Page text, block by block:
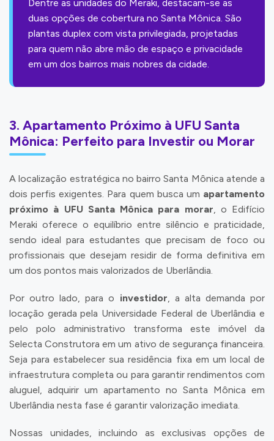
Dentre as unidades do Meraki, destacam-se as
duas opções de cobertura no Santa Mônica. São
plantas duplex com vista privilegiada, projetadas
para quem não abre mão de espaço e privacidade
em um dos bairros mais nobres da cidade.
3. Apartamento Próximo à UFU Santa
Mônica: Perfeito para Investir ou Morar
A localização estratégica no bairro Santa Mônica atende a
dois perfis exigentes. Para quem busca um apartamento
próximo à UFU Santa Mônica para morar , o Edifício
Meraki oferece o equilíbrio entre silêncio e praticidade,
sendo ideal para estudantes que precisam de foco ou
profissionais que desejam residir de forma definitiva em
um dos pontos mais valorizados de Uberlândia.
Por outro lado, para o investidor , a alta demanda por
locação gerada pela Universidade Federal de Uberlândia e
pelo polo administrativo transforma este imóvel da
Selecta Construtora em um ativo de segurança financeira.
Seja para estabelecer sua residência fixa em um local de
infraestrutura completa ou para garantir rendimentos com
aluguel, adquirir um apartamento no Santa Mônica em
Uberlândia nesta fase é garantir valorização imediata.
Nossas unidades, incluindo as exclusivas opções de